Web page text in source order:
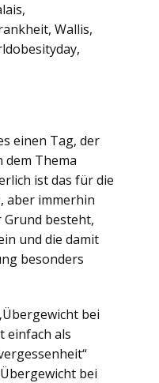
,
, Wallis,
,
einen Tag, der
dem Thema
ist das für die
aber immerhin
besteht,
und die damit
besonders
bei
einfach als
bei